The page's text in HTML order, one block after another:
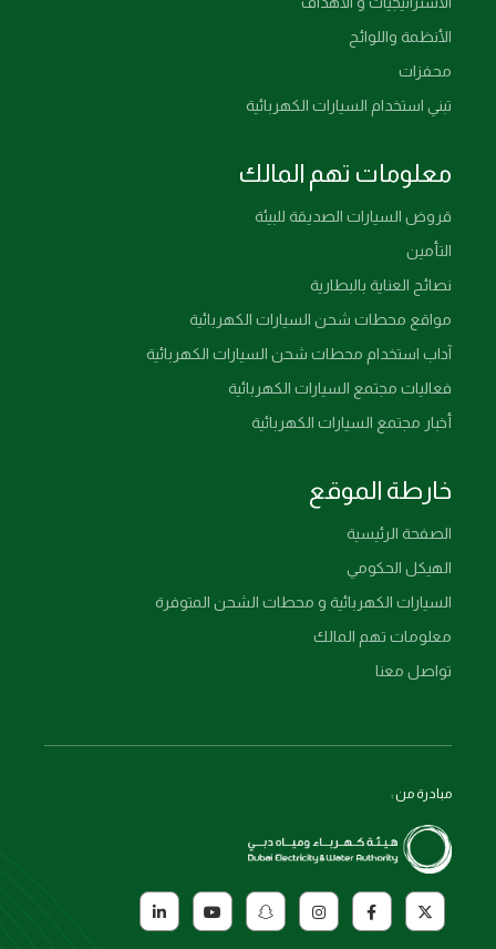
الأنظمة واللوائح
محفزات
تبني استخدام السيارات الكهربائية
معلومات تهم المالك
قروض السيارات الصديقة للبيئة
التأمين
نصائح العناية بالبطارية
مواقع محطات شحن السيارات الكهربائية
آداب استخدام محطات شحن السيارات الكهربائية
فعاليات مجتمع السيارات الكهربائية
أخبار مجتمع السيارات الكهربائية
خارطة الموقع
الصفحة الرئيسية
الهيكل الحكومي
السيارات الكهربائية و محطات الشحن المتوفرة
معلومات تهم المالك
تواصل معنا
مبادرة من :